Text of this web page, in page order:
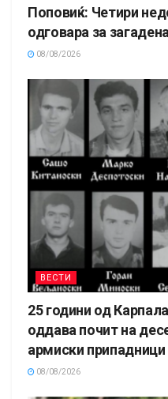
Поповиќ: Четири
одговара за
08/08/2026
ВЕСТИ
25 години од
оддава почит на
армиски припадници
08/08/2026